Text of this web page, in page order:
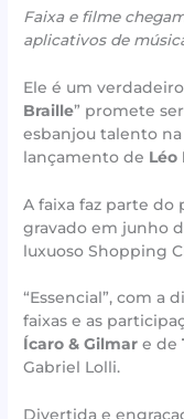
Faixa e filme
aplicativos de
Ele é um
Braille” promete
esbanjou talento
lançamento de Léo
A faixa faz parte do
gravado em junho
luxuoso Shopping
“Essencial”, com a
faixas e as
Ícaro & Gilmar e de
Gabriel Lolli.
Divertida e